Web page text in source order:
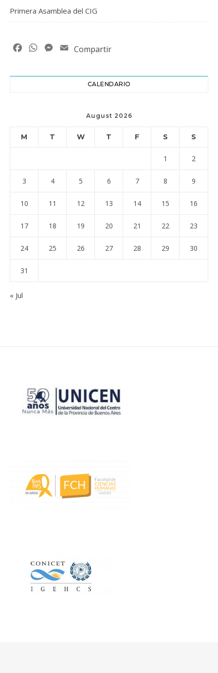
Primera Asamblea del CIG
FacebookWhatsAppMessenger
Email
Compartir
CALENDARIO
August 2026
M T W T F S S
1 2
3 4 5 6 7 8 9
10 11 12 13 14 15 16
17 18 19 20 21 22 23
24 25 26 27 28 29 30
31
« Jul